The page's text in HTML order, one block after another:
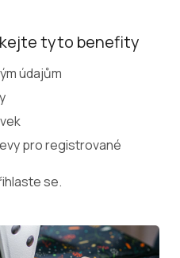
tyto benefity
údajům
pro registrované
se.